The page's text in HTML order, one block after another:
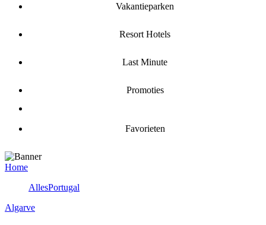
Vakantieparken
Resort Hotels
Last Minute
Promoties
Favorieten
Home
AllesPortugal
Algarve